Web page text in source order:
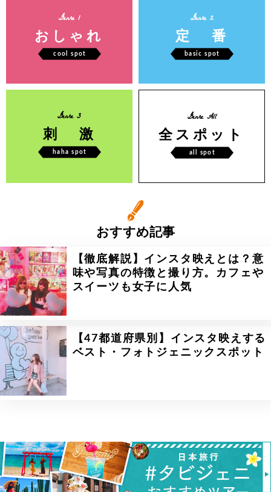
Genre 1
おしゃれ
cool spot
Genre 2
定 番
basic spot
Genre 3
刺 激
haha spot
Genre All
全スポット
all spot
おすすめ記事
【徹底解説】インスタ映えとは？意
味や写真の特徴と撮り方。カフェや
スイーツも女子に人気
【47都道府県別】インスタ映えする
ベスト・フォトジェニックスポット